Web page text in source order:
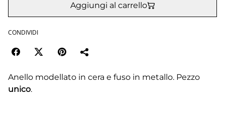
Aggiungi al carrello
CONDIVIDI
Anello modellato in cera e fuso in metallo. Pezzo
unico.